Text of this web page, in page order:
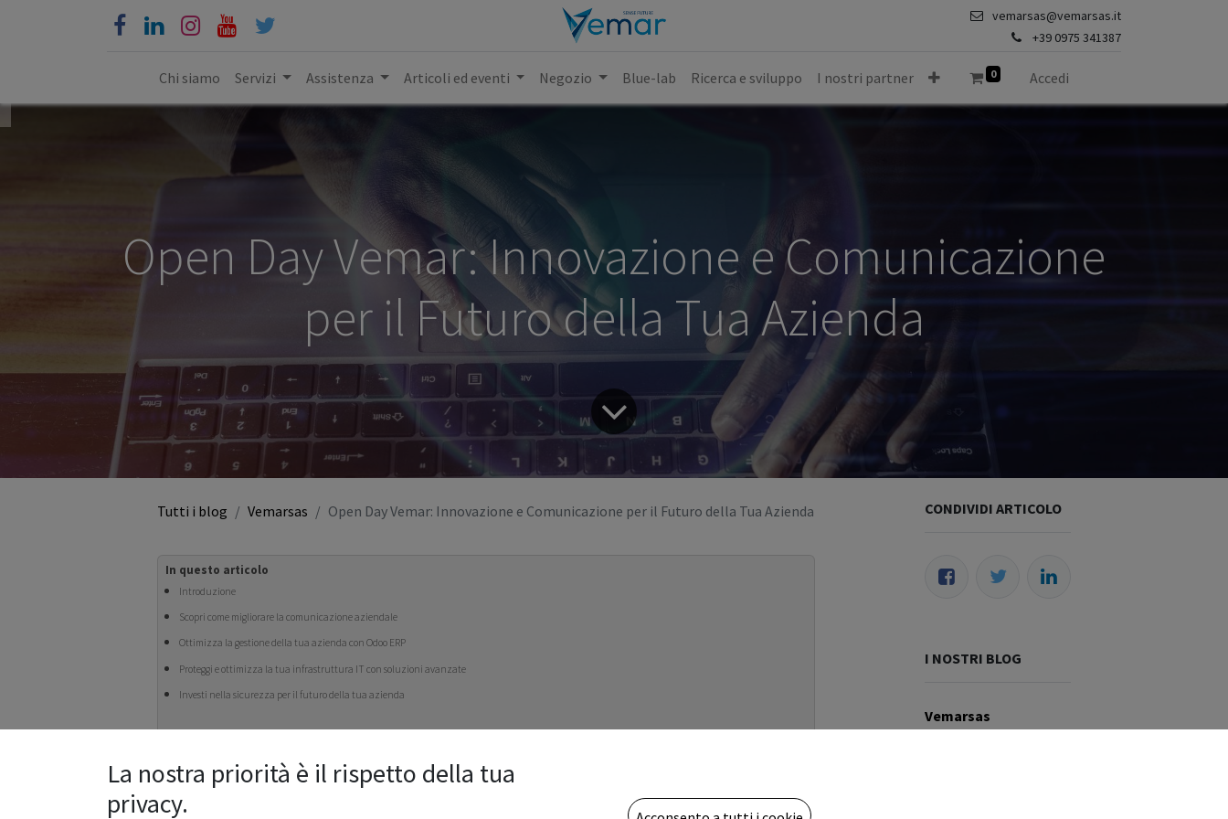
vemarsas@vemarsas.it
+39 0975 341387
Chi siamo Servizi Assistenza Articoli ed eventi Negozio Blue-lab Ricerca e sviluppo I nostri partner 0 Accedi
Open Day Vemar: Innovazione e Comunicazione
per il Futuro della Tua Azienda
Tutti i blog Vemarsas Open Day Vemar: Innovazione e Comunicazione per il Futuro della Tua Azienda
In questo articolo
Introduzione
Scopri come migliorare la comunicazione aziendale
Ottimizza la gestione della tua azienda con Odoo ERP
Proteggi e ottimizza la tua infrastruttura IT con soluzioni avanzate
Investi nella sicurezza per il futuro della tua azienda
Introduzione
CONDIVIDI ARTICOLO
I NOSTRI BLOG
Vemarsas
La nostra priorità è il rispetto della tua
privacy.